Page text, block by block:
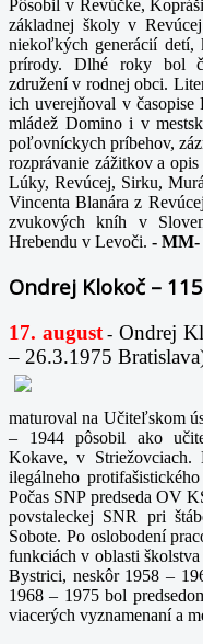
Pôsobil v Revúčke,
základnej školy v
niekoľkých generácií detí,
prírody. Dlhé roky bol
združení v rodnej obci.
ich uverejňoval v
mládež Domino i v
poľovníckych príbehov,
rozprávanie zážitkov a
Lúky, Revúcej, Sirku,
Vincenta Blanára z
zvukových kníh v
Hrebendu v Levoči. - MM-
Ondrej Klokoč –
17. august- Ondrej
– 26.3.1975
maturoval na Učiteľskom
– 1944 pôsobil ako
Kokave, v
ilegálneho
Počas SNP predseda OV
povstaleckej SNR pri
Sobote. Po oslobodení
funkciách v oblasti
Bystrici, neskôr 1958 –
1968 – 1975 bol
viacerých vyznamenaní a